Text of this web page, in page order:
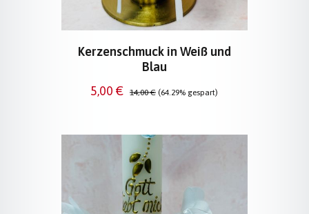
Kerzenschmuck in Weiß und
Blau
Verkaufspreis:
5,00 € Regulärer Preis:
14,00 € (64.29% gespart)